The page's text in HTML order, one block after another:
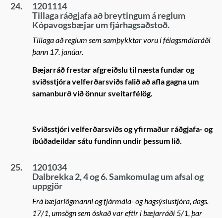
24.
1201114
Tillaga ráðgjafa að breytingum á reglum
Kópavogsbæjar um fjárhagsaðstoð.
Tillaga að reglum sem samþykktar voru í félagsmálaráði
þann 17. janúar.
Bæjarráð frestar afgreiðslu til næsta fundar og
sviðsstjóra velferðarsviðs falið að afla gagna um
samanburð við önnur sveitarfélög.
Sviðsstjóri velferðarsviðs og yfirmaður ráðgjafa- og
íbúðadeildar sátu fundinn undir þessum lið.
25.
1201034
Dalbrekka 2, 4 og 6. Samkomulag um afsal og
uppgjör
Frá bæjarlögmanni og fjármála- og hagsýslustjóra, dags.
17/1, umsögn sem óskað var eftir í bæjarráði 5/1, þar